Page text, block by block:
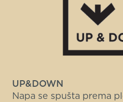
UP&DOWN
Napa se spušta prema